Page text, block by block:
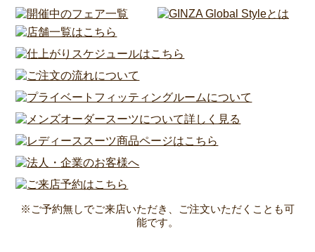
※ご予約無しでご来店いただき、ご注文いただくことも可
能です。